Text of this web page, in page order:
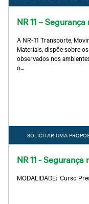
NR 11 –
A NR-11 Transporte,
Materiais, dispõe sobre
observados nos
o...
SOLICITAR UMA
NR 11 -
MODALIDADE: Curso